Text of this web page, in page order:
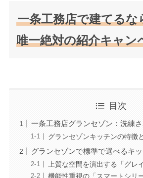
一条工務店で建てるな
唯一絶対の紹介キャン
目次
一条工務店グランセゾン：洗練
グランセゾンキッチンの特徴
グランセゾンで標準で選べるキ
上質な空間を演出する「グレ
機能性重視の「スマートシリー